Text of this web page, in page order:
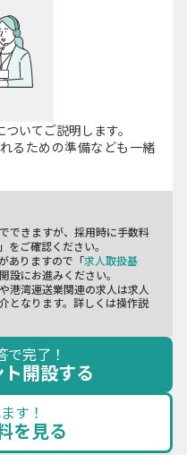
いてご説明します。
るための準備なども一緒
できますが、採用時に手数料
」をご確認ください。
ありますので「求人取扱基
設にお進みください。
港湾運送業関連の求人は求人
となります。詳しくは操作説
完了！
開設する
す！
を見る